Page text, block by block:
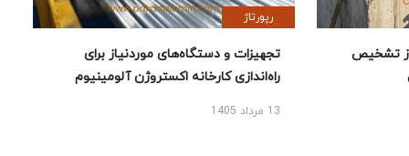
تشخیص
رپورتاژ
تجهیزات و دستگاه‌های موردنیاز برای
راه‌اندازی کارخانه اکستروژن آلومینیوم
13 مرداد 1405